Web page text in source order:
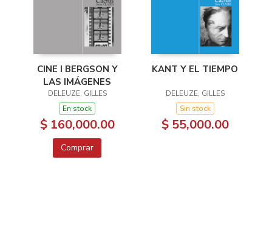
CINE I BERGSON Y
LAS IMÁGENES
DELEUZE, GILLES
En stock
$ 160,000.00
Comprar
KANT Y EL TIEMPO
DELEUZE, GILLES
Sin stock
$ 55,000.00